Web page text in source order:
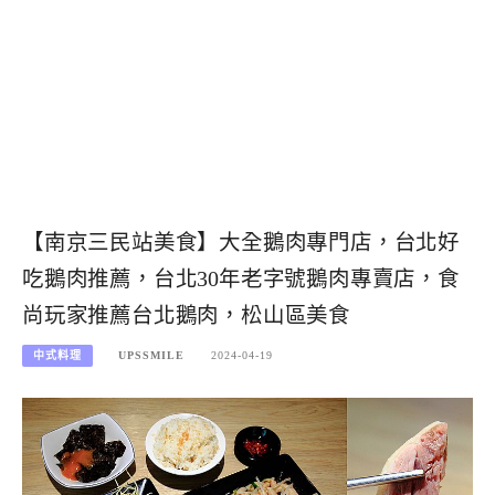
【南京三民站美食】大全鵝肉專門店，台北好
吃鵝肉推薦，台北30年老字號鵝肉專賣店，食
尚玩家推薦台北鵝肉，松山區美食
中式料理 UPSSMILE 2024-04-19